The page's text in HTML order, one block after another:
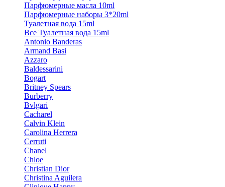
Парфюмерные масла 10ml
Парфюмерные наборы 3*20ml
Туалетная вода 15ml
Все Туалетная вода 15ml
Antonio Banderas
Armand Basi
Azzaro
Baldessarini
Bogart
Britney Spears
Burberry
Bvlgari
Cacharel
Calvin Klein
Carolina Herrera
Cerruti
Chanel
Chloe
Christian Dior
Christina Aguilera